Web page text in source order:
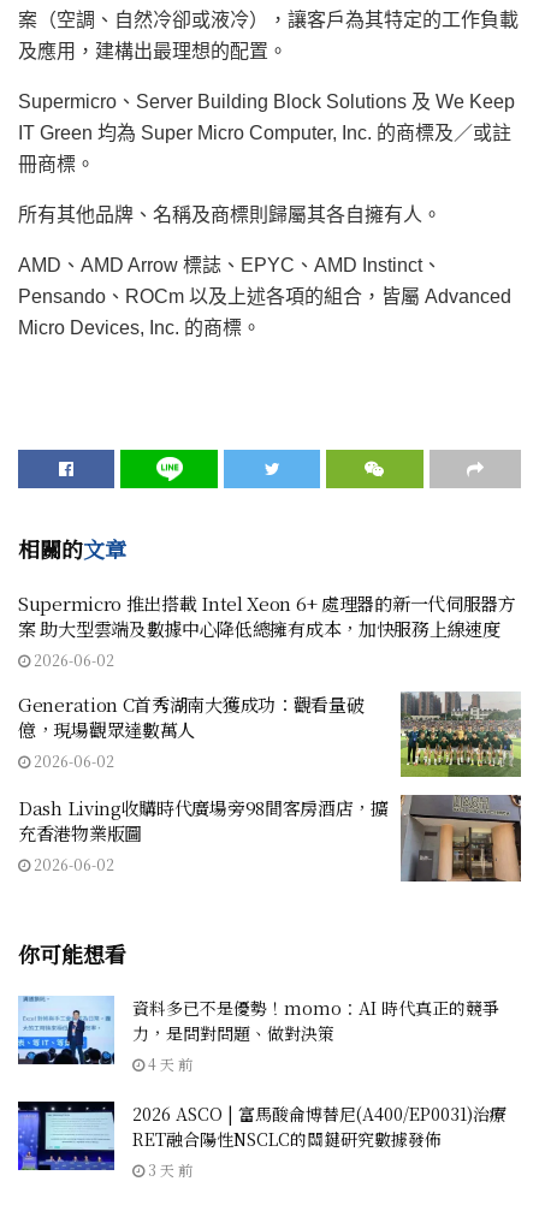
案（空調、自然冷卻或液冷），讓客戶為其特定的工作負載
及應用，建構出最理想的配置。
Supermicro、Server Building Block Solutions 及 We Keep
IT Green 均為 Super Micro Computer, Inc. 的商標及／或註
冊商標。
所有其他品牌、名稱及商標則歸屬其各自擁有人。
AMD、AMD Arrow 標誌、EPYC、AMD Instinct、
Pensando、ROCm 以及上述各項的組合，皆屬 Advanced
Micro Devices, Inc. 的商標。
相關的文章
Supermicro 推出搭載 Intel Xeon 6+ 處理器的新一代伺服器方
案 助大型雲端及數據中心降低總擁有成本，加快服務上線速度
2026-06-02
Generation C首秀湖南大獲成功：觀看量破
億，現場觀眾達數萬人
2026-06-02
Dash Living收購時代廣場旁98間客房酒店，擴
充香港物業版圖
2026-06-02
你可能想看
資料多已不是優勢！momo：AI 時代真正的競爭
力，是問對問題、做對決策
4 天 前
2026 ASCO | 富馬酸侖博替尼(A400/EP0031)治療
RET融合陽性NSCLC的關鍵研究數據發佈
3 天 前